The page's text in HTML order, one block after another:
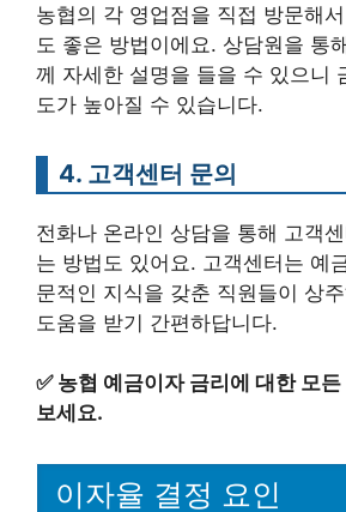
농협의 각 영업점을 직접 방문해
도 좋은 방법이에요. 상담원을 통
께 자세한 설명을 들을 수 있으니
도가 높아질 수 있습니다.
4. 고객센터 문의
전화나 온라인 상담을 통해 고객
는 방법도 있어요. 고객센터는 예
문적인 지식을 갖춘 직원들이 상
도움을 받기 간편하답니다.
✅ 농협 예금이자 금리에 대한 모
보세요.
이자율 결정 요인